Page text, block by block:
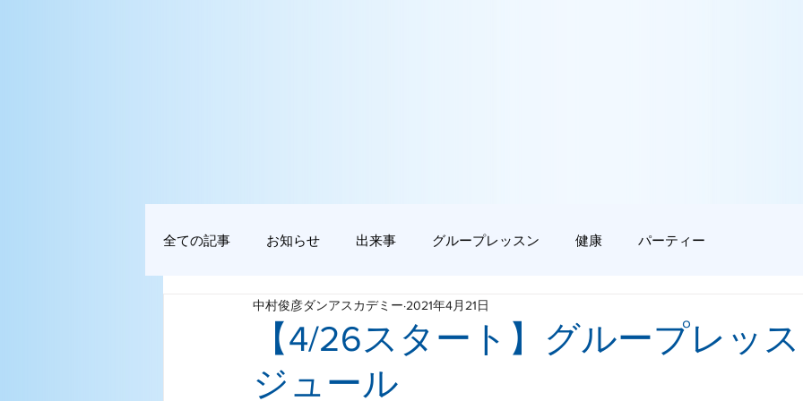
全ての記事 お知らせ 出来事 グループレッスン 健康 パーティー
【4/26スタート】グループレッ
ジュール
中村俊彦ダンアスカデミー 2021年4月21日